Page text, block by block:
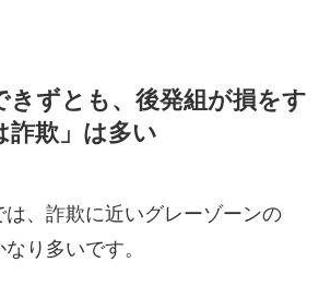
きずとも、後発組が損をす
詐欺」は多い
は、詐欺に近いグレーゾーンの
り多いです。